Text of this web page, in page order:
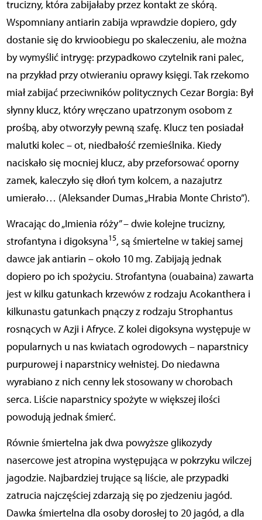
trucizny, która zabijałaby przez kontakt ze skórą.
Wspomniany antiarin zabija wprawdzie dopiero, gdy
dostanie się do krwioobiegu po skaleczeniu, ale można
by wymyślić intrygę: przypadkowo czytelnik rani palec,
na przykład przy otwieraniu oprawy księgi. Tak rzekomo
miał zabijać przeciwników politycznych Cezar Borgia: Był
słynny klucz, który wręczano upatrzonym osobom z
prośbą, aby otworzyły pewną szafę. Klucz ten posiadał
malutki kolec – ot, niedbałość rzemieślnika. Kiedy
naciskało się mocniej klucz, aby przeforsować oporny
zamek, kaleczyło się dłoń tym kolcem, a nazajutrz
umierało… (Aleksander Dumas „Hrabia Monte Christo”).
Wracając do „Imienia róży” – dwie kolejne trucizny,
strofantyna i digoksyna15, są śmiertelne w takiej samej
dawce jak antiarin – około 10 mg. Zabijają jednak
dopiero po ich spożyciu. Strofantyna (ouabaina) zawarta
jest w kilku gatunkach krzewów z rodzaju Acokanthera i
kilkunastu gatunkach pnączy z rodzaju Strophantus
rosnących w Azji i Afryce. Z kolei digoksyna występuje w
popularnych u nas kwiatach ogrodowych – naparstnicy
purpurowej i naparstnicy wełnistej. Do niedawna
wyrabiano z nich cenny lek stosowany w chorobach
serca. Liście naparstnicy spożyte w większej ilości
powodują jednak śmierć.
Równie śmiertelna jak dwa powyższe glikozydy
nasercowe jest atropina występująca w pokrzyku wilczej
jagodzie. Najbardziej trujące są liście, ale przypadki
zatrucia najczęściej zdarzają się po zjedzeniu jagód.
Dawka śmiertelna dla osoby dorosłej to 20 jagód, a dla